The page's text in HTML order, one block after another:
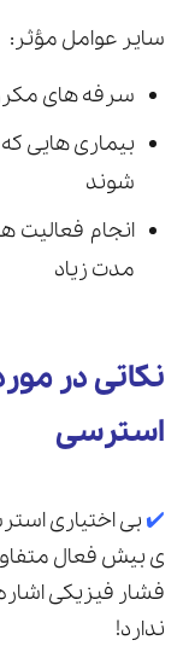
سایر عوامل مؤثر:
سرفه های
بیماری هایی
شوند
انجام
مدت زیاد
نکاتی در
استرسی
✔️ بی اختیاری
ی بیش فعال
فشار فیزیکی
ندارد!